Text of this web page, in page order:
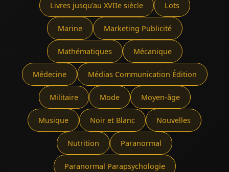
Livres jusqu'au XVIIe siècle Lots
Marine Marketing Publicité
Mathématiques Mécanique
Médecine Médias Communication Édition
Militaire Mode Moyen-âge
Musique Noir et Blanc Nouvelles
Nutrition Paranormal
Paranormal Parapsychologie